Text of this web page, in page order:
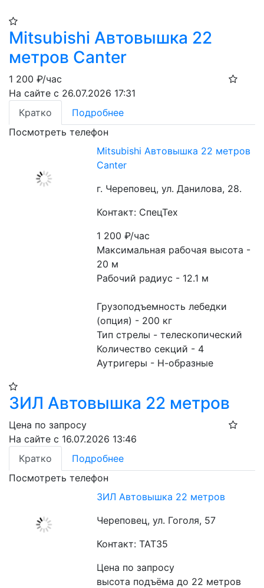
Mitsubishi Автовышка 22
метров Canter
1 200 ₽/час
На сайте с 26.07.2026 17:31
Кратко
Подробнее
Посмотреть телефон
Mitsubishi Автовышка 22 метров
Canter
г. Череповец, ул. Данилова, 28.
Контакт: СпецТех
1 200₽/час
Максимальная рабочая высота -
20 м
Рабочий радиус - 12.1 м
Грузоподъемность лебедки
(опция) - 200 кг
Тип стрелы - телескопический
Количество секций - 4
Аутригеры - Н-образные
ЗИЛ Автовышка 22 метров
Цена по запросу
На сайте с 16.07.2026 13:46
Кратко
Подробнее
Посмотреть телефон
ЗИЛ Автовышка 22 метров
Череповец, ул. Гоголя, 57
Контакт: ТАТ35
Цена по запросу
высота подъёма до 22 метров